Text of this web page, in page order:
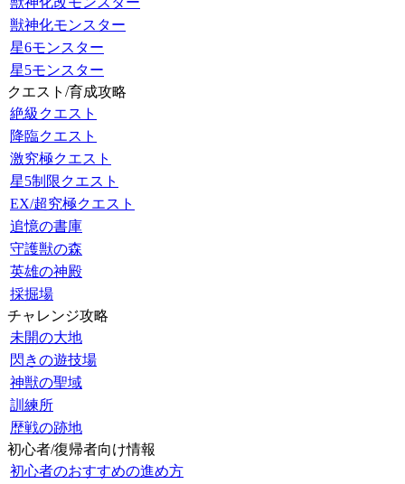
獣神化モンスター
星6モンスター
星5モンスター
クエスト/育成攻略
絶級クエスト
降臨クエスト
激究極クエスト
星5制限クエスト
EX/超究極クエスト
追憶の書庫
守護獣の森
英雄の神殿
採掘場
チャレンジ攻略
未開の大地
閃きの遊技場
神獣の聖域
訓練所
歴戦の跡地
初心者/復帰者向け情報
初心者のおすすめの進め方